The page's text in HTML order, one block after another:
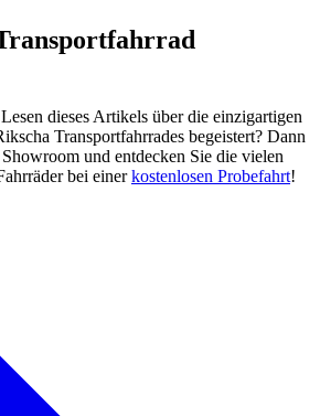
dieses Artikels über die einzigartigen
Transportfahrrades begeistert? Dann
und entdecken Sie die vielen
bei einerkostenlosen Probefahrt!